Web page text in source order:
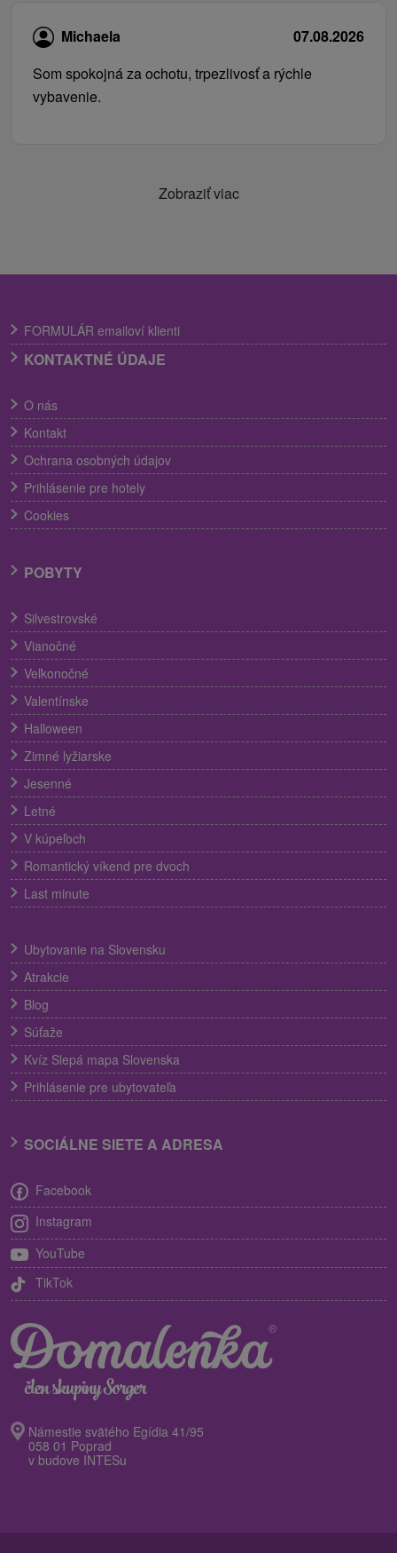
Michaela
07.08.2026
Som spokojná za ochotu, trpezlivosť a rýchle
vybavenie.
Zobraziť viac
FORMULÁR emailoví klienti
KONTAKTNÉ ÚDAJE
O nás
Kontakt
Ochrana osobných údajov
Prihlásenie pre hotely
Cookies
POBYTY
Silvestrovské
Vianočné
Veľkonočné
Valentínske
Halloween
Zimné lyžiarske
Jesenné
Letné
V kúpeľoch
Romantický víkend pre dvoch
Last minute
Ubytovanie na Slovensku
Atrakcie
Blog
Súťaže
Kvíz Slepá mapa Slovenska
Prihlásenie pre ubytovateľa
SOCIÁLNE SIETE A ADRESA
Facebook
Instagram
YouTube
TikTok
Námestie svätého Egídia 41/95
058 01 Poprad
v budove INTESu